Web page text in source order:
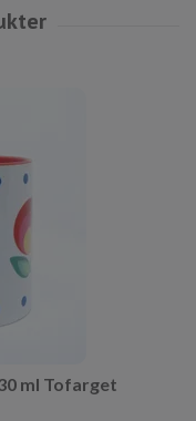
ml Tofarget